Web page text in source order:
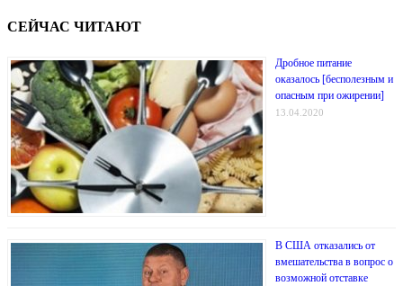
СЕЙЧАС ЧИТАЮТ
Дробное питание
оказалось [бесполезным и
опасным при ожирении]
13.04.2020
В США отказались от
вмешательства в вопрос о
возможной отставке